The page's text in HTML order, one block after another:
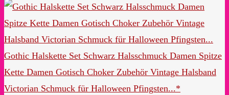
Gothic Halskette Set Schwarz Halsschmuck Damen Spitze
Kette Damen Gotisch Choker Zubehör Vintage Halsband
Victorian Schmuck für Halloween Pfingsten...*